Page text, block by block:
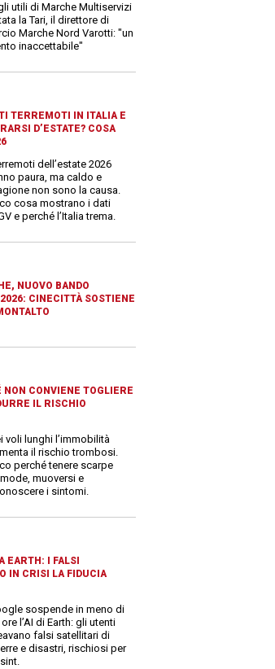
utili di Marche Multiservizi
la Tari, il direttore di
Marche Nord Varotti: "un
inaccettabile"
TERREMOTI IN ITALIA E
D’ESTATE? COSA
dell’estate 2026
paura, ma caldo e
non sono la causa.
cosa mostrano i dati
e perché l’Italia trema.
NUOVO BANDO
CINECITTÀ SOSTIENE
CONVIENE TOGLIERE
IL RISCHIO
voli lunghi l’immobilità
il rischio trombosi.
perché tenere scarpe
muoversi e
i sintomi.
EARTH: I FALSI
IN CRISI LA FIDUCIA
sospende in meno di
l’AI di Earth: gli utenti
falsi satellitari di
e disastri, rischiosi per